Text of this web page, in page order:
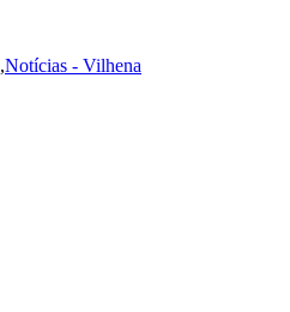
,Notícias - Vilhena